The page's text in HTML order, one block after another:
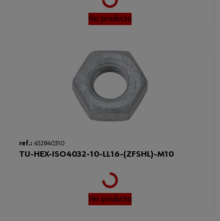
Loading...
Ver producto
ref.: 452840310
TU-HEX-ISO4032-10-LL16-(ZFSHL)-M10
Loading...
Ver producto